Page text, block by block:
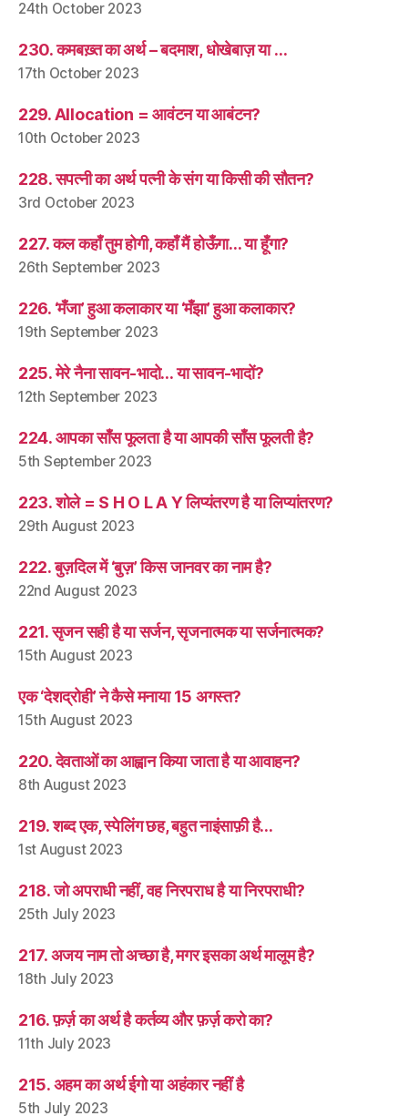
24th October 2023
230. कमबख़्त का अर्थ – बदमाश, धोखेबाज़ या …
17th October 2023
229. Allocation = आवंटन या आबंटन?
10th October 2023
228. सपत्नी का अर्थ पत्नी के संग या किसी की सौतन?
3rd October 2023
227. कल कहाँ तुम होगी, कहाँ मैं होऊँगा… या हूँगा?
26th September 2023
226. ‘मँजा’ हुआ कलाकार या ‘मँझा’ हुआ कलाकार?
19th September 2023
225. मेरे नैना सावन-भादो… या सावन-भादों?
12th September 2023
224. आपका साँस फूलता है या आपकी साँस फूलती है?
5th September 2023
223. शोले = S H O L A Y लिप्यंतरण है या लिप्यांतरण?
29th August 2023
222. बुज़दिल में ‘बुज़’ किस जानवर का नाम है?
22nd August 2023
221. सृजन सही है या सर्जन, सृजनात्मक या सर्जनात्मक?
15th August 2023
एक ‘देशद्रोही’ ने कैसे मनाया 15 अगस्त?
15th August 2023
220. देवताओं का आह्वान किया जाता है या आवाहन?
8th August 2023
219. शब्द एक, स्पेलिंग छह, बहुत नाइंसाफ़ी है…
1st August 2023
218. जो अपराधी नहीं, वह निरपराध है या निरपराधी?
25th July 2023
217. अजय नाम तो अच्छा है, मगर इसका अर्थ मालूम है?
18th July 2023
216. फ़र्ज़ का अर्थ है कर्तव्य और फ़र्ज़ करो का?
11th July 2023
215. अहम का अर्थ ईगो या अहंकार नहीं है
5th July 2023